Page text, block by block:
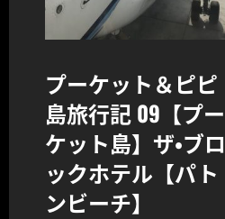
プーケット＆ピピ
島旅行記 09【プー
ケット島】ザ・ブロ
ックホテル【パト
ンビーチ】